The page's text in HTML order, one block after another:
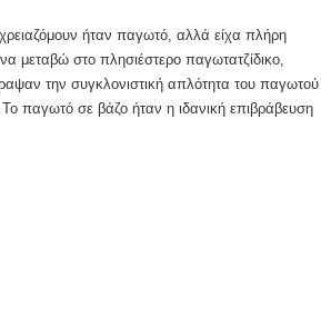
ήταν παγωτό, αλλά είχα πλήρη
στο πλησιέστερο παγωτατζίδικο,
την συγκλονιστική απλότητα του παγωτού
παγωτό σε βάζο ήταν η ιδανική επιβράβευση